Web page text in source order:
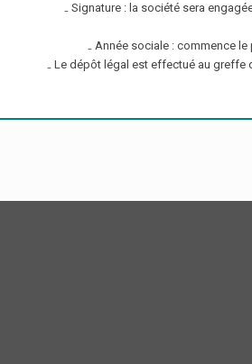
₋ Signature : la société sera
₋ Année sociale : commence
₋ Le dépôt légal est effectué au greffe